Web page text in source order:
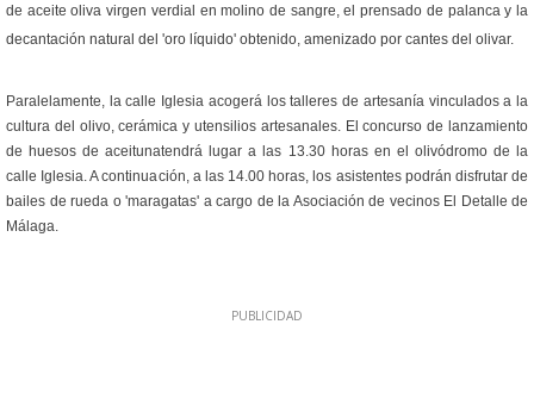
de aceite oliva virgen verdial en molino de sangre, el prensado de palanca y la
decantación natural del 'oro líquido' obtenido, amenizado por cantes del olivar.
Paralelamente, la calle Iglesia acogerá los talleres de artesanía vinculados a la
cultura del olivo, cerámica y utensilios artesanales. El concurso de lanzamiento
de huesos de aceitunatendrá lugar a las 13.30 horas en el olivódromo de la
calle Iglesia. A continuación, a las 14.00 horas, los asistentes podrán disfrutar de
bailes de rueda o 'maragatas' a cargo de la Asociación de vecinos El Detalle de
Málaga.